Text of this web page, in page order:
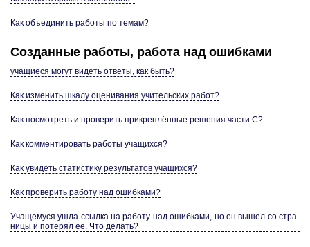
Как объ­еди­нить ра­бо­ты по темам?
Со­здан­ные ра­бо­ты, ра­бо­та над ошиб­ка­ми
уча­щи­е­ся могут ви­деть от­ве­ты, как быть?
Как из­ме­нить шкалу оце­ни­ва­ния учи­тель­ских работ?
Как по­смот­реть и про­ве­рить при­креплённые ре­ше­ния части С?
Как ком­мен­ти­ро­вать ра­бо­ты уча­щих­ся?
Как уви­деть ста­ти­сти­ку ре­зуль­та­тов уча­щих­ся?
Как про­ве­рить ра­бо­ту над ошиб­ка­ми?
Уча­ще­му­ся ушла ссыл­ка на ра­бо­ту над ошиб­ка­ми, но он вышел со стра­
ни­цы и по­те­рял её. Что де­лать?